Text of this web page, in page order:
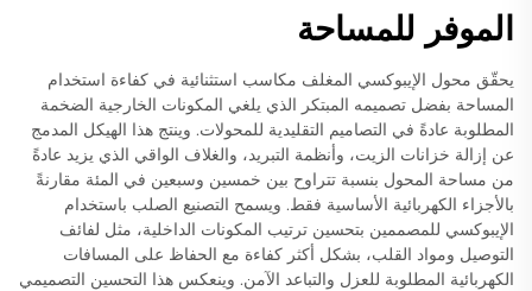
الموفر للمساحة
يحقّق محول الإيبوكسي المغلف مكاسب استثنائية في كفاءة استخدام
المساحة بفضل تصميمه المبتكر الذي يلغي المكونات الخارجية الضخمة
المطلوبة عادةً في التصاميم التقليدية للمحولات. وينتج هذا الهيكل المدمج
عن إزالة خزانات الزيت، وأنظمة التبريد، والغلاف الواقي الذي يزيد عادةً
من مساحة المحول بنسبة تتراوح بين خمسين وسبعين في المئة مقارنةً
بالأجزاء الكهربائية الأساسية فقط. ويسمح التصنيع الصلب باستخدام
الإيبوكسي للمصممين بتحسين ترتيب المكونات الداخلية، مثل لفائف
التوصيل ومواد القلب، بشكل أكثر كفاءة مع الحفاظ على المسافات
الكهربائية المطلوبة للعزل والتباعد الآمن. وينعكس هذا التحسين التصميمي